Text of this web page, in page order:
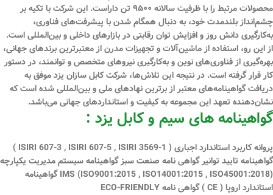
محصولات مرتبط را با ظرفیت سالانه ۹۵۰۰ تن داراست. این شرکت با تکیه بر
چشم‌انداز بلندمدت خود، به دنبال همگام شدن با پیشرفت‌های فناوری،
به‌کارگیری دانش روز و افزایش توان رقابتی در بازارهای داخلی و بین‌المللی است.
از این رو، استفاده از ماشین‌آلات و تجهیزات مدرن از معتبرترین برندهای جهانی،
بهره‌گیری از فناوری‌های نوین و به‌کارگیری نیروهای متخصص و توانمند، در دستور
کار قرار گرفته است. در نتیجه این تلاش‌ها، شرکت کابل سازان یزد موفق به
دریافت گواهینامه‌های معتبر از برترین نهادهای ملی و بین‌المللی شده است که
نشان‌دهنده تعهد این مجموعه به کیفیت و استانداردهای جهانی می‌باشد.
گواهینامه های سیم و کابل یزد :
پروانه کاربرد استاندارد اجباری ( ISIRI 607-3 , ISIRI 607-5 , ISIRI 3569-1 )
گواهینامه تایید توانیر گواهی نامه صنعت سبز گواهینامه سیستم مدیریت یكپارچه
IMS (ISO9001:2015 , ISO14001:2015 , ISO45001:2018) گواهینامه
استاندارد اروپا ( CE ) گواهی نامه ECO-FRIENDLY